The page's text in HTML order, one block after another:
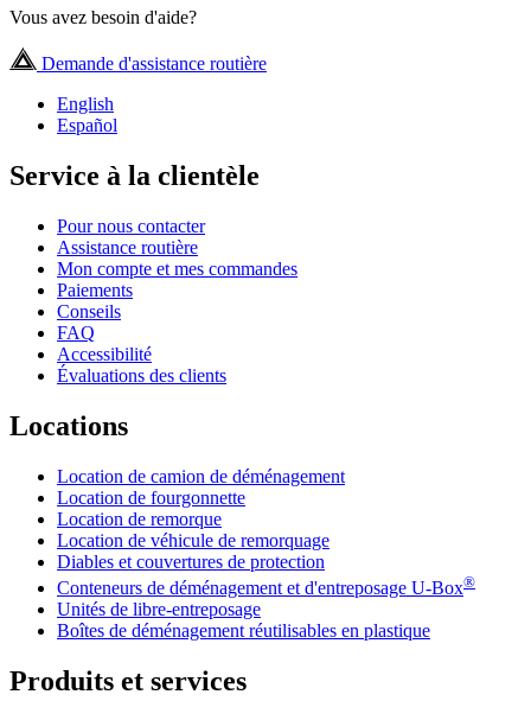
Vous avez besoin d'aide?
Demande d'assistance routière
English
Español
Service à la clientèle
Pour nous contacter
Assistance routière
Mon compte et mes commandes
Paiements
Conseils
FAQ
Accessibilité
Évaluations des clients
Locations
Location de camion de déménagement
Location de fourgonnette
Location de remorque
Location de véhicule de remorquage
Diables et couvertures de protection
Conteneurs de déménagement et d'entreposage U-Box®
Unités de libre-entreposage
Boîtes de déménagement réutilisables en plastique
Produits et services